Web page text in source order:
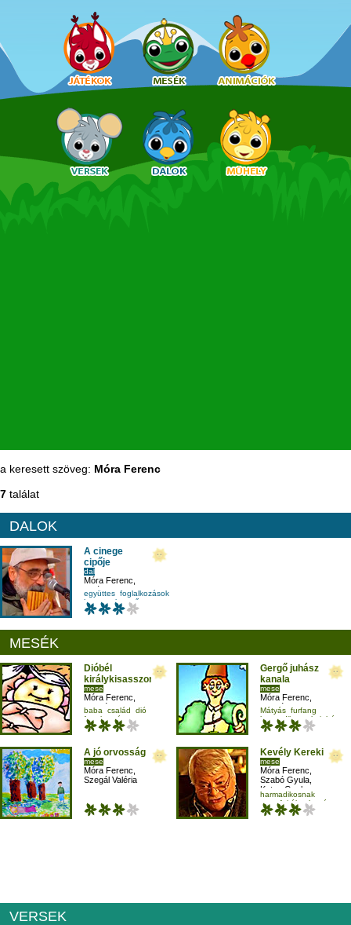
a keresett szöveg: Móra Ferenc
7 találat
DALOK
A cinege
cipője
dal
Móra Ferenc
Kaláka együttes
együttes foglalkozások
koncert
levegő
MESÉK
Dióbél
királykisasszony
mese
Móra Ferenc
Szabó Gyula
Kutas Gyula
baba család
dió
fogalmazás
Gergő juhász
kanala
mese
Móra Ferenc
Szabó Gyula
Pintér Róbert
Mátyás furfang
harmadikosnak
juhász
A jó orvosság
mese
Móra Ferenc
Szegál Valéria
Kevély Kereki
mese
Móra Ferenc
Szabó Gyula
Kutas Gyula
harmadikosnak
mesefajták
olvasás
VERSEK